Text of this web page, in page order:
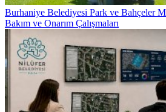
Burhaniye Belediyesi Park ve Bahçeler
Bakım ve Onarım Çalışmaları